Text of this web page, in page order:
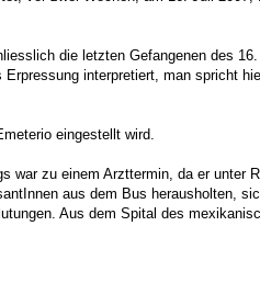
die letzten Gefangenen des
interpretiert, man spricht
eingestellt wird.
zu einem Arzttermin, da er unter
aus dem Bus herausholten,
Aus dem Spital des